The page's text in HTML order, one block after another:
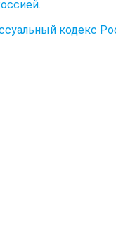
кодекс